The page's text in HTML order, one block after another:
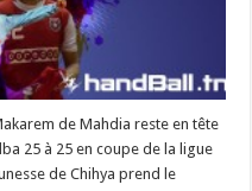
de Mahdia reste en tête
25 à 25 en coupe de la ligue
de Chihya prend le